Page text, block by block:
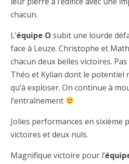
chacun.
L’équipe O subit une lourde
face à Leuze. Christophe et
chacun deux belles victoires.
Théo et Kylian dont le potentiel
qu’à exploser. On continue à
l’entraînement
Jolies performances en sixième
victoires et deux nuls.
Magnifique victoire pour l’